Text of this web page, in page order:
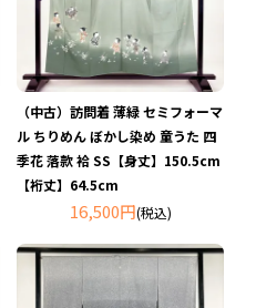
（中古）訪問着 薄緑 セミフォーマ
ル ちりめん ぼかし染め 童うた 四
季花 落款 袷 SS【身丈】150.5cm
【裄丈】64.5cm
16,500円(税込)